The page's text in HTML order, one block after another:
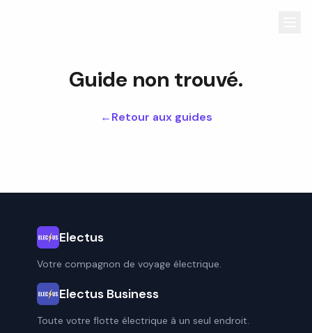
Guide non trouvé.
←Retour aux guides
Electus
Votre compagnon de voyage électrique.
Electus Business
Toute votre flotte électrique à un seul endroit.